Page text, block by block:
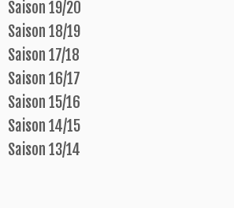
Saison 19/20
Saison 18/19
Saison 17/18
Saison 16/17
Saison 15/16
Saison 14/15
Saison 13/14